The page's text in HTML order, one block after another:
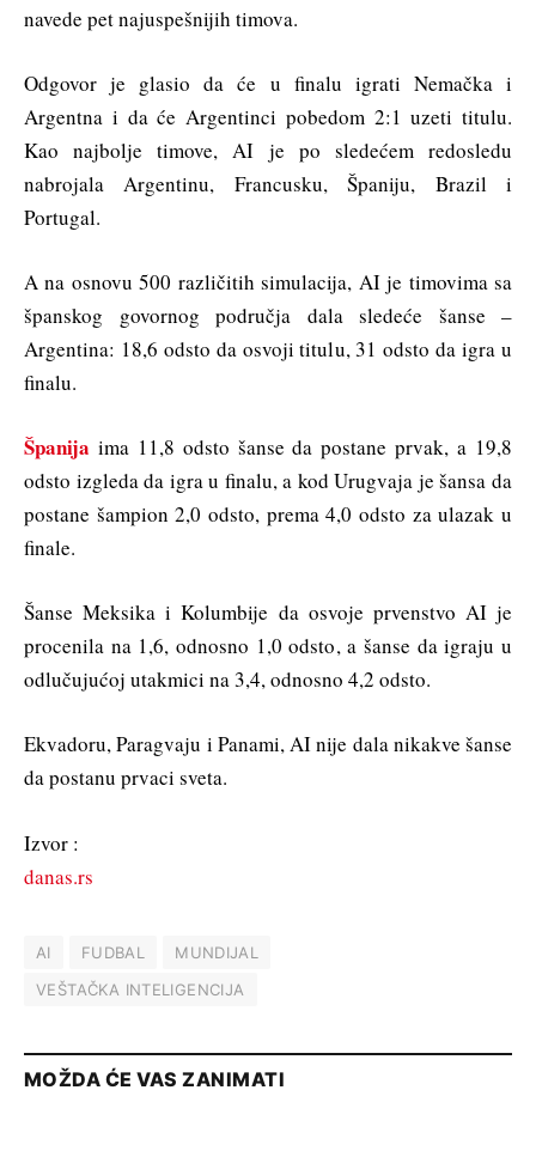
navede pet najuspešnijih timova.
Odgovor je glasio da će u finalu igrati Nemačka i
Argentna i da će Argentinci pobedom 2:1 uzeti titulu.
Kao najbolje timove, AI je po sledećem redosledu
nabrojala Argentinu, Francusku, Španiju, Brazil i
Portugal.
A na osnovu 500 različitih simulacija, AI je timovima sa
španskog govornog područja dala sledeće šanse –
Argentina: 18,6 odsto da osvoji titulu, 31 odsto da igra u
finalu.
Španija ima 11,8 odsto šanse da postane prvak, a 19,8
odsto izgleda da igra u finalu, a kod Urugvaja je šansa da
postane šampion 2,0 odsto, prema 4,0 odsto za ulazak u
finale.
Šanse Meksika i Kolumbije da osvoje prvenstvo AI je
procenila na 1,6, odnosno 1,0 odsto, a šanse da igraju u
odlučujućoj utakmici na 3,4, odnosno 4,2 odsto.
Ekvadoru, Paragvaju i Panami, AI nije dala nikakve šanse
da postanu prvaci sveta.
Izvor :
danas.rs
AI FUDBAL
MUNDIJAL
VEŠTAČKA INTELIGENCIJA
MOŽDA ĆE VAS ZANIMATI